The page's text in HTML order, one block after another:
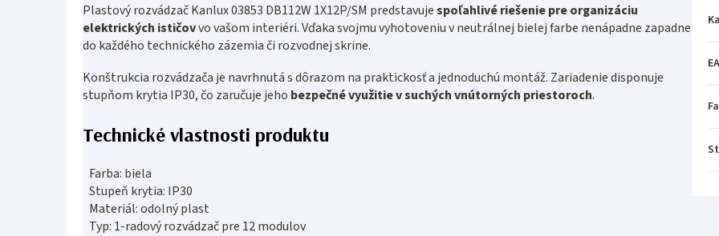
Plastový rozvádzač Kanlux 03853 DB112W 1X12P/SM predstavujespoľahlivé riešenie pre organizáciu
elektrických ističovvo vašom interiéri. Vďaka svojmu vyhotoveniu v neutrálnej bielej farbe nenápadne zapadne
do každého technického zázemia či rozvodnej skrine.
Konštrukcia rozvádzača je navrhnutá s dôrazom na praktickosť a jednoduchú montáž. Zariadenie disponuje
stupňom krytia IP30, čo zaručuje jeho bezpečné využitie v suchých vnútorných priestoroch.
Technické vlastnosti produktu
Farba: biela
Stupeň krytia: IP30
Materiál: odolný plast
Typ: 1-radový rozvádzač pre 12 modulov